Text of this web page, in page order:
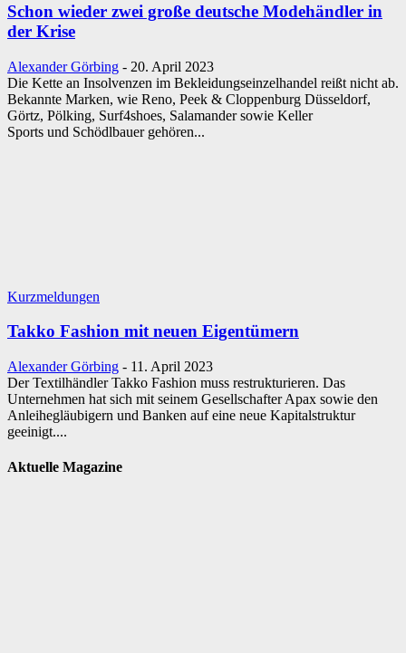
Schon wieder zwei große deutsche Modehändler in
der Krise
Alexander Görbing - 20. April 2023
Die Kette an Insolvenzen im Bekleidungseinzelhandel reißt nicht ab.
Bekannte Marken, wie Reno, Peek & Cloppenburg Düsseldorf,
Görtz, Pölking, Surf4shoes, Salamander sowie Keller
Sports und Schödlbauer gehören...
Kurzmeldungen
Takko Fashion mit neuen Eigentümern
Alexander Görbing - 11. April 2023
Der Textilhändler Takko Fashion muss restrukturieren. Das
Unternehmen hat sich mit seinem Gesellschafter Apax sowie den
Anleihegläubigern und Banken auf eine neue Kapitalstruktur
geeinigt....
Aktuelle Magazine